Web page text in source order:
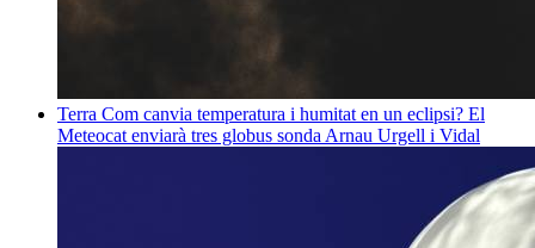
Terra Com canvia temperatura i humitat en un eclipsi? El
Meteocat enviarà tres globus sonda Arnau Urgell i Vidal